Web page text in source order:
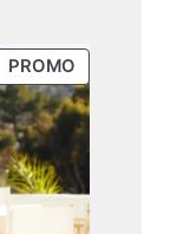
PROMOPRODUIT
EN